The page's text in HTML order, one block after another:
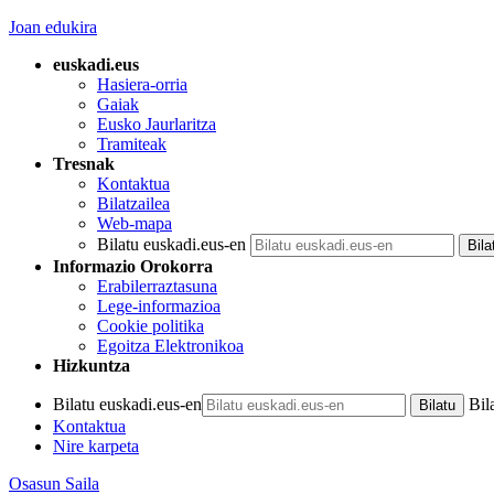
Joan edukira
euskadi.eus
Hasiera-orria
Gaiak
Eusko Jaurlaritza
Tramiteak
Tresnak
Kontaktua
Bilatzailea
Web-mapa
Bilatu euskadi.eus-en
Informazio Orokorra
Erabilerraztasuna
Lege-informazioa
Cookie politika
Egoitza Elektronikoa
Hizkuntza
Bilatu euskadi.eus-en
Kontaktua
Nire karpeta
Osasun Saila